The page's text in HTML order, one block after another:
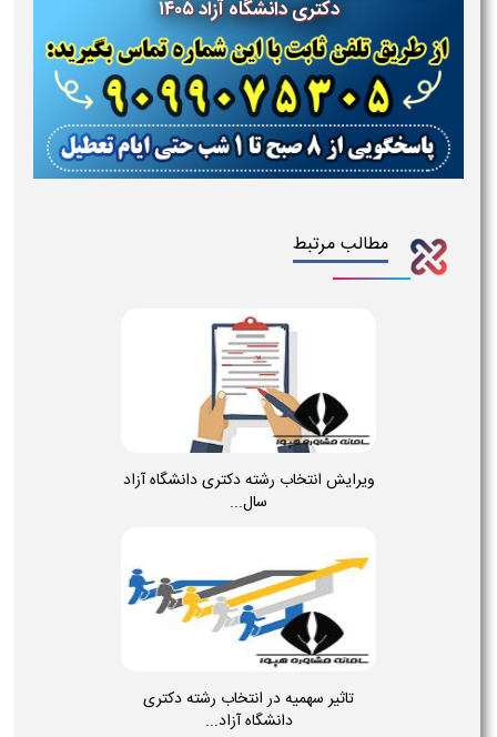
دکتری دانشگاه آزاد ۱۴۰۵
مطالب مرتبط
ویرایش انتخاب رشته دکتری دانشگاه آزاد
سال...
تاثیر سهمیه در انتخاب رشته دکتری
دانشگاه آزاد...